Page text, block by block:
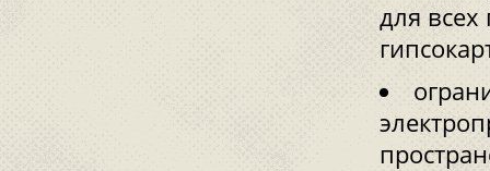
для всех